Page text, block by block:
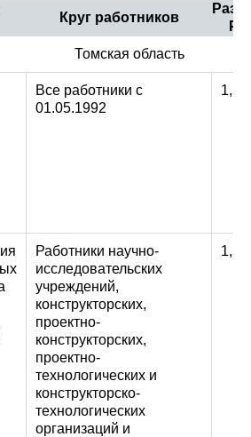
Круг работников
РК
Томская область
Все работники с
01.05.1992
1,5
Работники научно-
исследовательских
учреждений,
конструкторских,
проектно-
конструкторских,
проектно-
технологических и
конструкторско-
технологических
организаций и
1,5